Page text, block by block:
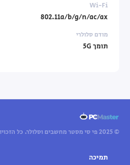
Wi-Fi
802.11a/b/g/n/ac/ax
מודם סלולרי
תומך 5G
© 2025 פי סי מסטר מחשבים וסלולר. כל הזכויות שמורות.
תמיכה